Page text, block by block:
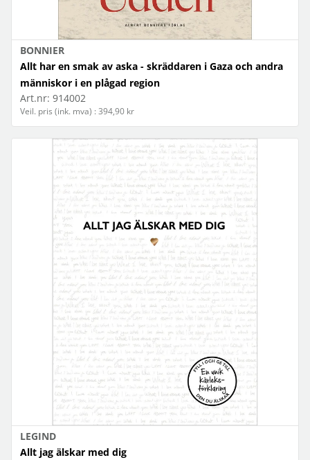
BONNIER
Allt har en smak av aska - skräddaren i Gaza och andra
människor i en plågad region
Art.nr: 914002
Veil. pris (ink. mva) : 394,90 kr
LEGIND
Allt jag älskar med dig